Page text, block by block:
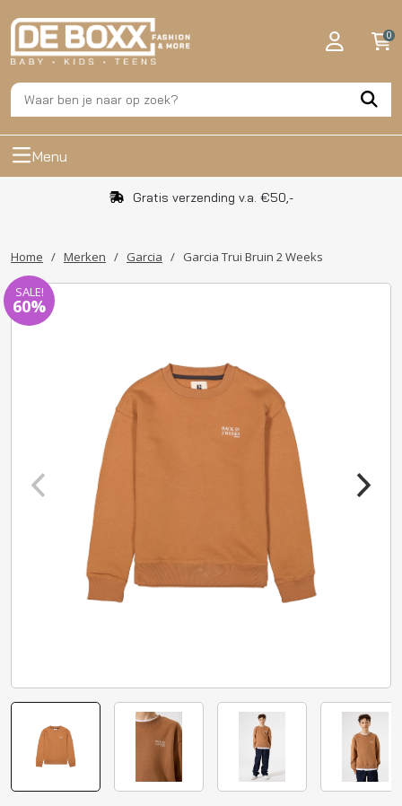
0
Menu
Gratis verzending v.a. €50,-
Home / Merken / Garcia / Garcia Trui Bruin 2 Weeks
SALE!
60%